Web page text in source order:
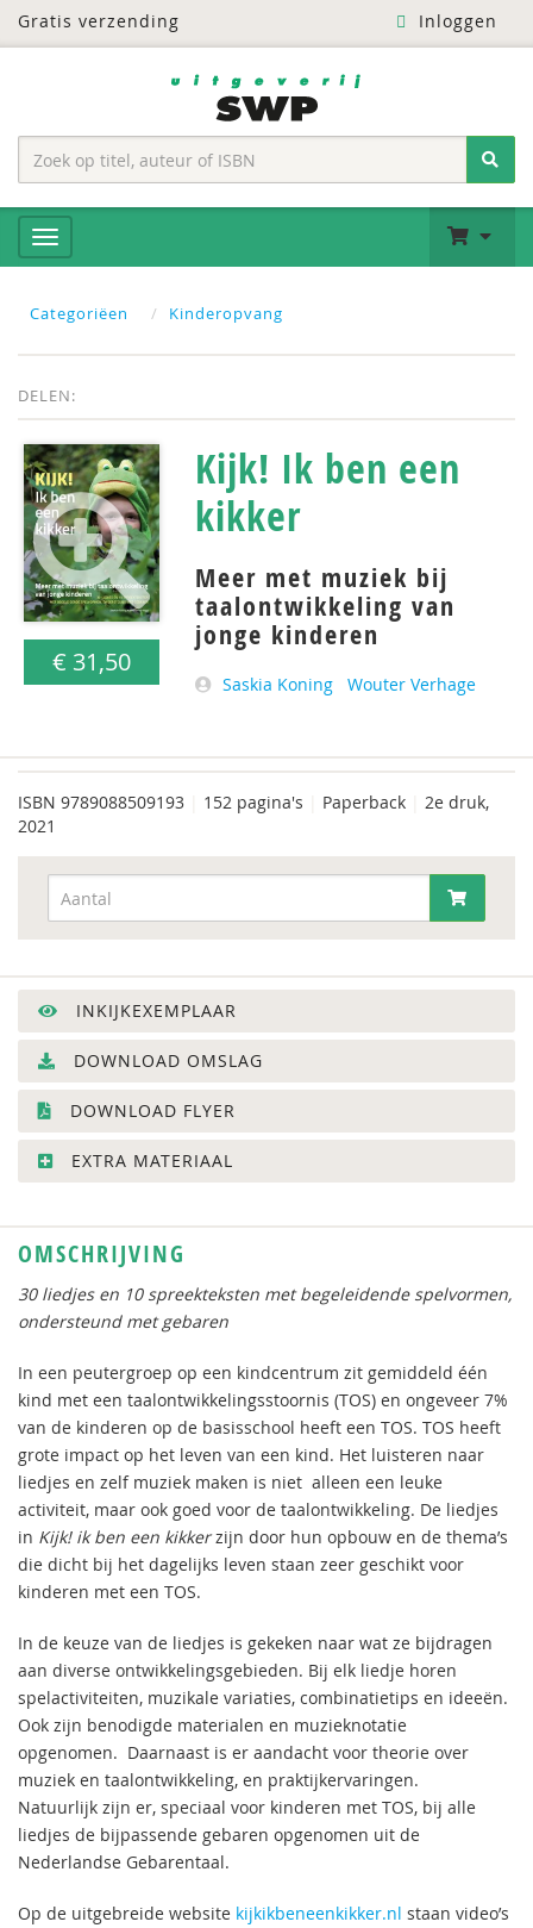
Gratis verzending Inloggen
Categoriëen Kinderopvang
DELEN:
€ 31,50
Kijk! Ik ben een
kikker
Meer met muziek bij
taalontwikkeling van
jonge kinderen
Saskia Koning Wouter Verhage
ISBN 9789088509193 152 pagina's Paperback
2e druk,
2021
INKIJKEXEMPLAAR
DOWNLOAD OMSLAG
DOWNLOAD FLYER
EXTRA MATERIAAL
OMSCHRIJVING
30 liedjes en 10 spreekteksten met begeleidende spelvormen,
ondersteund met gebaren
In een peutergroep op een kindcentrum zit gemiddeld één
kind met een taalontwikkelingsstoornis (TOS) en ongeveer 7%
van de kinderen op de basisschool heeft een TOS. TOS heeft
grote impact op het leven van een kind. Het luisteren naar
liedjes en zelf muziek maken is niet alleen een leuke
activiteit, maar ook goed voor de taalontwikkeling. De liedjes
in Kijk! ik ben een kikkerzijn door hun opbouw en de thema’s
die dicht bij het dagelijks leven staan zeer geschikt voor
kinderen met een TOS.
In de keuze van de liedjes is gekeken naar wat ze bijdragen
aan diverse ontwikkelingsgebieden. Bij elk liedje horen
spelactiviteiten, muzikale variaties, combinatietips en ideeën.
Ook zijn benodigde materialen en muzieknotatie
opgenomen. Daarnaast is er aandacht voor theorie over
muziek en taalontwikkeling, en praktijkervaringen.
Natuurlijk zijn er, speciaal voor kinderen met TOS, bij alle
liedjes de bijpassende gebaren opgenomen uit de
Nederlandse Gebarentaal.
Op de uitgebreide website kijkikbeneenkikker.nl staan video’s